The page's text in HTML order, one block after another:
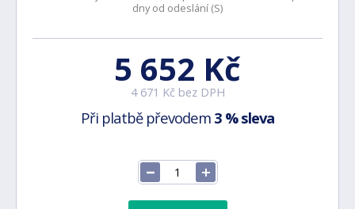
dny od odeslání (S)
5 652 Kč
4 671 Kč bez DPH
Při platbě převodem 3 % sleva